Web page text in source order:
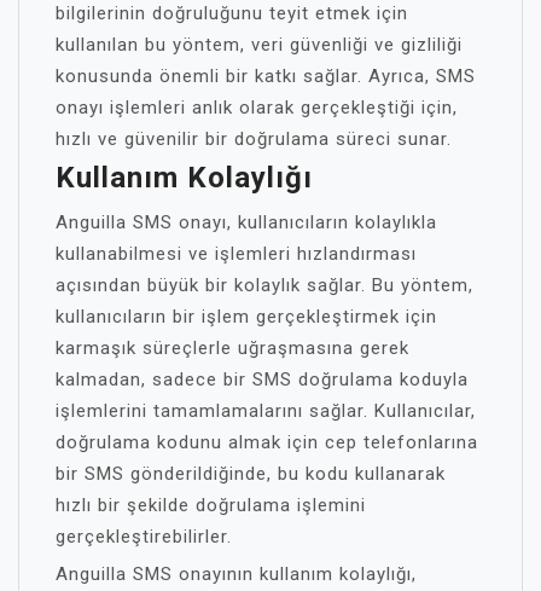
bilgilerinin doğruluğunu teyit etmek için
kullanılan bu yöntem, veri güvenliği ve gizliliği
konusunda önemli bir katkı sağlar. Ayrıca, SMS
onayı işlemleri anlık olarak gerçekleştiği için,
hızlı ve güvenilir bir doğrulama süreci sunar.
Kullanım Kolaylığı
Anguilla SMS onayı, kullanıcıların kolaylıkla
kullanabilmesi ve işlemleri hızlandırması
açısından büyük bir kolaylık sağlar. Bu yöntem,
kullanıcıların bir işlem gerçekleştirmek için
karmaşık süreçlerle uğraşmasına gerek
kalmadan, sadece bir SMS doğrulama koduyla
işlemlerini tamamlamalarını sağlar. Kullanıcılar,
doğrulama kodunu almak için cep telefonlarına
bir SMS gönderildiğinde, bu kodu kullanarak
hızlı bir şekilde doğrulama işlemini
gerçekleştirebilirler.
Anguilla SMS onayının kullanım kolaylığı,